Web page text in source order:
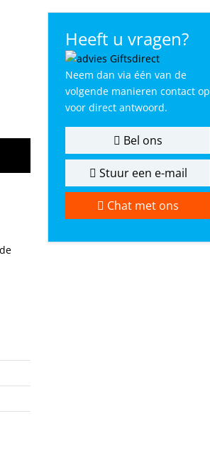
Heeft u vragen?
Neem dan via één van de
volgende manieren contact op
voor direct antwoord.
Bel ons
Stuur een e-mail
Chat met ons